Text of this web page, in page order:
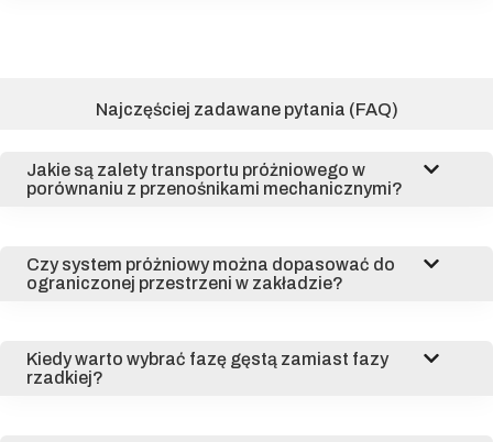
Najczęściej zadawane pytania (FAQ)
Jakie są zalety transportu próżniowego w
porównaniu z przenośnikami mechanicznymi?
Czy system próżniowy można dopasować do
ograniczonej przestrzeni w zakładzie?
Kiedy warto wybrać fazę gęstą zamiast fazy
rzadkiej?